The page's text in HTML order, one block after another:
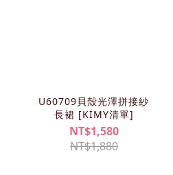
U60709貝殼光澤拼接紗
長裙 [KIMY清單]
NT$1,580
NT$1,880